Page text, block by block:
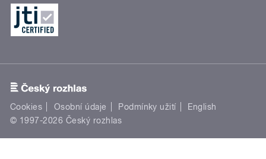
Cookies Osobní údaje Podmínky užití
English
© 1997-2026 Český rozhlas